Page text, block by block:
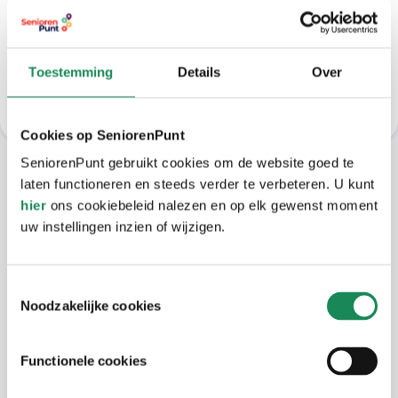
Toestemming Details Over
Cookies op SeniorenPunt
SeniorenPunt gebruikt cookies om de website goed te
laten functioneren en steeds verder te verbeteren. U kunt
hier ons cookiebeleid nalezen en op elk gewenst moment
uw instellingen inzien of wijzigen.
Noodzakelijke cookies
Functionele cookies
Omgeving
De Gasthuisstraat ligt in het mooie centrum
de markt zijn op loopafstand.
040 - 220 22 02 (menukeuze optie 1).
Inschrijven in Wooniezie